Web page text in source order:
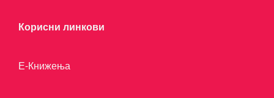
Корисни линкови
Е-Книжења